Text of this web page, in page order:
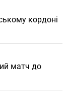
кордоні
матч до